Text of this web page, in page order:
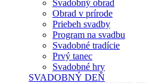
Svadobný obrad
Obrad v prírode
Priebeh svadby
Program na svadbu
Svadobné tradície
Prvý tanec
Svadobné hry
SVADOBNÝ DEŇ